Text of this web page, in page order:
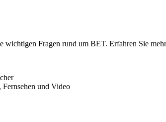
wichtigen Fragen rund um BET. Erfahren Sie
Fernsehen und Video